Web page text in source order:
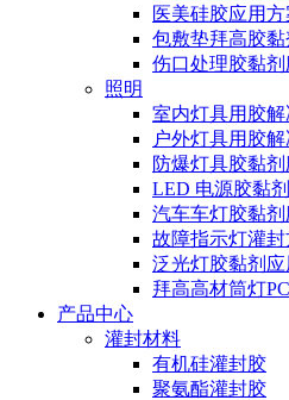
医美硅胶应用方
包敷垫拜高胶黏
伤口处理胶黏剂
照明
室内灯具用胶解
户外灯具用胶
防爆灯具胶黏
LED 电源胶黏
汽车车灯胶黏
故障指示灯灌封
泛光灯胶黏剂
拜高高材筒灯
产品中心
灌封材料
有机硅灌封胶
聚氨酯灌封胶